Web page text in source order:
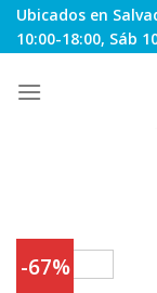
Skip
to
Ubicados en
10:00-18:00, Sáb
-67%